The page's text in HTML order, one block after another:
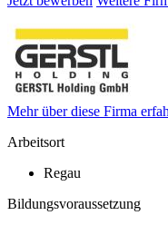
Mehr über diese Firma
Arbeitsort
Regau
Bildungsvoraussetzung